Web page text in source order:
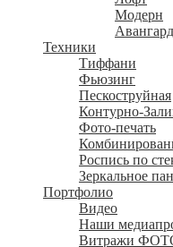
Модерн
Авангард
Техники
Тиффани
Фьюзинг
Пескоструйная
Контурно-
Фото-печать
Роспись по
Зеркальное
Портфолио
Видео
Наши
Витражи